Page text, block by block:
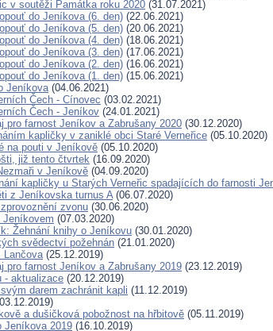
v soutěži Památka roku 2020 (31.07.2021)
do Jeníkova (6. den) (22.06.2021)
do Jeníkova (5. den) (20.06.2021)
do Jeníkova (4. den) (18.06.2021)
do Jeníkova (3. den) (17.06.2021)
do Jeníkova (2. den) (16.06.2021)
do Jeníkova (1. den) (15.06.2021)
Jeníkova(04.06.2021)
Čech - Cínovec (03.02.2021)
Čech - Jeníkov (24.01.2021)
pro farnost Jeníkov a Zabrušany 2020 (30.12.2020)
kapličky v zaniklé obci Staré Verneřice (05.10.2020)
na pouti v Jeníkově (05.10.2020)
již tento čtvrtek (16.09.2020)
v Jeníkově (04.09.2020)
kapličky u Starých Verneřic spadajících do farnosti
z Jeníkovska turnus A(06.07.2020)
zvonu (30.06.2020)
Jeníkovem (07.03.2020)
Žehnání knihy o Jeníkovu (30.01.2020)
svědectví požehnán (21.01.2020)
Lančova(25.12.2019)
pro farnost Jeníkov a Zabrušany 2019 (23.12.2019)
- aktualizace (20.12.2019)
darem zachránit kapli (11.12.2019)
a dušičková pobožnost na hřbitově (05.11.2019)
Jeníkova 2019 (16.10.2019)